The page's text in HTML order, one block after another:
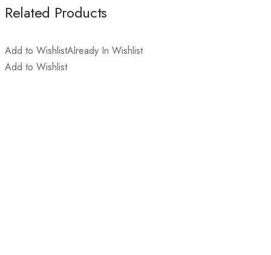
Related Products
Add to WishlistAlready In Wishlist
Add to Wishlist